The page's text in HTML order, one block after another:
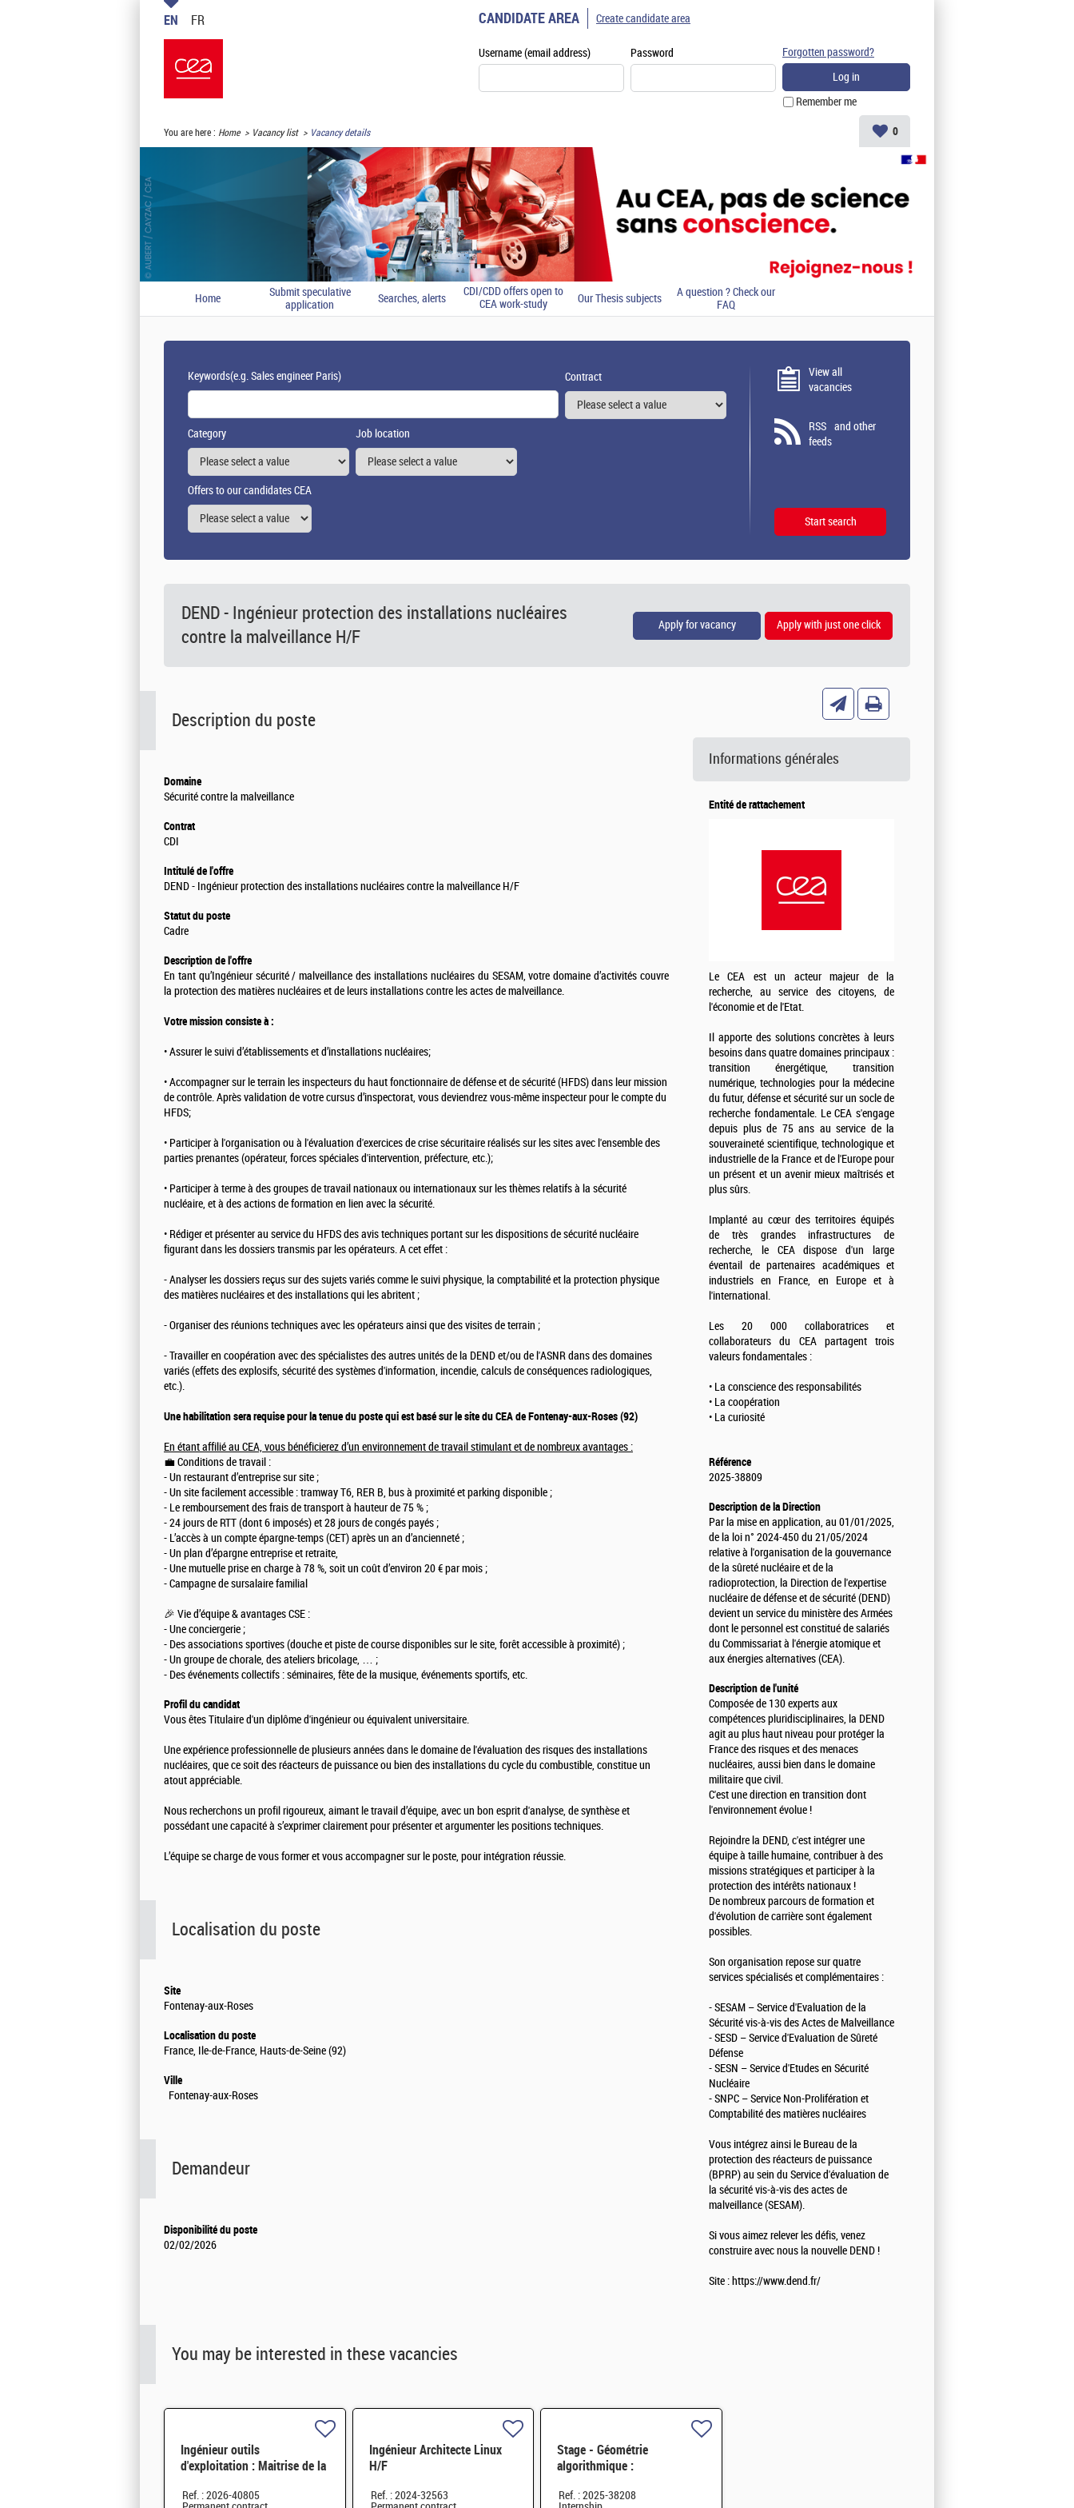
EN FR CANDIDATE AREA
Username (email address) Password
Remember me
Forgotten password?
Create candidate area
You are here : Home Vacancy list Vacancy details 0
Home
Submit speculative
application
Searches, alerts
CDI/CDD offers open to
CEA work-study
students
Our Thesis subjects
A question ? Check our
FAQ
Keywords(e.g. Sales engineer Paris) Contract
Category Job location
Offers to our candidates CEA
View all
vacancies
RSS and other
feeds
DEND - Ingénieur protection des installations nucléaires
contre la malveillance H/F
Description du poste
Domaine
Sécurité contre la malveillance
Contrat
CDI
Intitulé de l'offre
DEND - Ingénieur protection des installations nucléaires contre la malveillance H/F
Statut du poste
Cadre
Description de l'offre
En tant qu’Ingénieur sécurité / malveillance des installations nucléaires du SESAM, votre domaine d’activités couvre
la protection des matières nucléaires et de leurs installations contre les actes de malveillance.
Votre mission consiste à :
• Assurer le suivi d’établissements et d’installations nucléaires;
• Accompagner sur le terrain les inspecteurs du haut fonctionnaire de défense et de sécurité (HFDS) dans leur mission
de contrôle. Après validation de votre cursus d’inspectorat, vous deviendrez vous-même inspecteur pour le compte du
HFDS;
• Participer à l'organisation ou à l'évaluation d'exercices de crise sécuritaire réalisés sur les sites avec l'ensemble des
parties prenantes (opérateur, forces spéciales d'intervention, préfecture, etc.);
• Participer à terme à des groupes de travail nationaux ou internationaux sur les thèmes relatifs à la sécurité
nucléaire, et à des actions de formation en lien avec la sécurité.
• Rédiger et présenter au service du HFDS des avis techniques portant sur les dispositions de sécurité nucléaire
figurant dans les dossiers transmis par les opérateurs. A cet effet :
- Analyser les dossiers reçus sur des sujets variés comme le suivi physique, la comptabilité et la protection physique
des matières nucléaires et des installations qui les abritent ;
- Organiser des réunions techniques avec les opérateurs ainsi que des visites de terrain ;
- Travailler en coopération avec des spécialistes des autres unités de la DEND et/ou de l'ASNR dans des domaines
variés (effets des explosifs, sécurité des systèmes d'information, incendie, calculs de conséquences radiologiques,
etc.).
Une habilitation sera requise pour la tenue du poste qui est basé sur le site du CEA de Fontenay-aux-Roses (92)
En étant affilié au CEA, vous bénéficierez d’un environnement de travail stimulant et de nombreux avantages :
💼 Conditions de travail :
- Un restaurant d’entreprise sur site ;
- Un site facilement accessible : tramway T6, RER B, bus à proximité et parking disponible ;
- Le remboursement des frais de transport à hauteur de 75 % ;
- 24 jours de RTT (dont 6 imposés) et 28 jours de congés payés ;
- L’accès à un compte épargne-temps (CET) après un an d’ancienneté ;
- Un plan d’épargne entreprise et retraite,
- Une mutuelle prise en charge à 78 %, soit un coût d’environ 20 € par mois ;
- Campagne de sursalaire familial
🎉 Vie d’équipe & avantages CSE :
- Une conciergerie ;
- Des associations sportives (douche et piste de course disponibles sur le site, forêt accessible à proximité) ;
- Un groupe de chorale, des ateliers bricolage, … ;
- Des événements collectifs : séminaires, fête de la musique, événements sportifs, etc.
Profil du candidat
Vous êtes Titulaire d'un diplôme d'ingénieur ou équivalent universitaire.
Une expérience professionnelle de plusieurs années dans le domaine de l'évaluation des risques des installations
nucléaires, que ce soit des réacteurs de puissance ou bien des installations du cycle du combustible, constitue un
atout appréciable.
Nous recherchons un profil rigoureux, aimant le travail d’équipe, avec un bon esprit d'analyse, de synthèse et
possédant une capacité à s’exprimer clairement pour présenter et argumenter les positions techniques.
L’équipe se charge de vous former et vous accompagner sur le poste, pour intégration réussie.
Localisation du poste
Site
Fontenay-aux-Roses
Localisation du poste
France, Ile-de-France, Hauts-de-Seine (92)
Ville
Fontenay-aux-Roses
Demandeur
Disponibilité du poste
02/02/2026
Informations générales
Entité de rattachement
Le CEA est un acteur majeur de la
recherche, au service des citoyens, de
l'économie et de l'Etat.
Il apporte des solutions concrètes à leurs
besoins dans quatre domaines principaux :
transition énergétique, transition
numérique, technologies pour la médecine
du futur, défense et sécurité sur un socle de
recherche fondamentale. Le CEA s'engage
depuis plus de 75 ans au service de la
souveraineté scientifique, technologique et
industrielle de la France et de l'Europe pour
un présent et un avenir mieux maîtrisés et
plus sûrs.
Implanté au cœur des territoires équipés
de très grandes infrastructures de
recherche, le CEA dispose d'un large
éventail de partenaires académiques et
industriels en France, en Europe et à
l'international.
Les 20 000 collaboratrices et
collaborateurs du CEA partagent trois
valeurs fondamentales :
• La conscience des responsabilités
• La coopération
• La curiosité
Référence
2025-38809
Description de la Direction
Par la mise en application, au 01/01/2025,
de la loi n° 2024-450 du 21/05/2024
relative à l'organisation de la gouvernance
de la sûreté nucléaire et de la
radioprotection, la Direction de l'expertise
nucléaire de défense et de sécurité (DEND)
devient un service du ministère des Armées
dont le personnel est constitué de salariés
du Commissariat à l'énergie atomique et
aux énergies alternatives (CEA).
Description de l'unité
Composée de 130 experts aux
compétences pluridisciplinaires, la DEND
agit au plus haut niveau pour protéger la
France des risques et des menaces
nucléaires, aussi bien dans le domaine
militaire que civil.
C'est une direction en transition dont
l'environnement évolue !
Rejoindre la DEND, c'est intégrer une
équipe à taille humaine, contribuer à des
missions stratégiques et participer à la
protection des intérêts nationaux !
De nombreux parcours de formation et
d'évolution de carrière sont également
possibles.
Son organisation repose sur quatre
services spécialisés et complémentaires :
- SESAM – Service d'Evaluation de la
Sécurité vis-à-vis des Actes de Malveillance
- SESD – Service d'Evaluation de Sûreté
Défense
- SESN – Service d'Etudes en Sécurité
Nucléaire
- SNPC – Service Non-Prolifération et
Comptabilité des matières nucléaires
Vous intégrez ainsi le Bureau de la
protection des réacteurs de puissance
(BPRP) au sein du Service d'évaluation de
la sécurité vis-à-vis des actes de
malveillance (SESAM).
Si vous aimez relever les défis, venez
construire avec nous la nouvelle DEND !
Site : https://www.dend.fr/
You may be interested in these vacancies
Ingénieur outils
d'exploitation : Maitrise de la
Ref. : 2026-40805
Ingénieur Architecte Linux
H/F
Ref. : 2024-32563
Stage - Géométrie
algorithmique :
souple sur une pièce
Ref. : 2025-38208